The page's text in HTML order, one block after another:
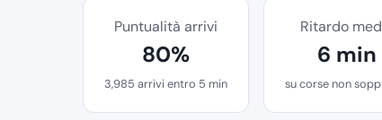
Puntualità arrivi
80%
3,985 arrivi entro 5 min
Ritardo
6 min
su corse non